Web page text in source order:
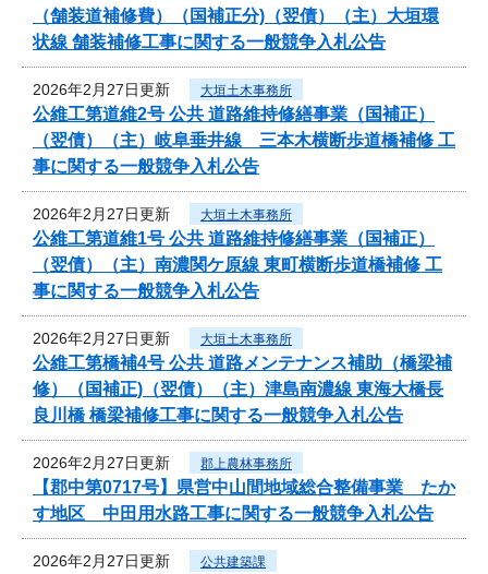
（舗装道補修費）（国補正分)（翌債）（主）大垣環
状線 舗装補修工事に関する一般競争入札公告
2026年2月27日更新 大垣土木事務所
公維工第道維2号 公共 道路維持修繕事業（国補正）
（翌債）（主）岐阜垂井線 三本木横断歩道橋補修 工
事に関する一般競争入札公告
2026年2月27日更新 大垣土木事務所
公維工第道維1号 公共 道路維持修繕事業（国補正）
（翌債）（主）南濃関ケ原線 東町横断歩道橋補修 工
事に関する一般競争入札公告
2026年2月27日更新 大垣土木事務所
公維工第橋補4号 公共 道路メンテナンス補助（橋梁補
修）（国補正)（翌債）（主）津島南濃線 東海大橋長
良川橋 橋梁補修工事に関する一般競争入札公告
2026年2月27日更新 郡上農林事務所
【郡中第0717号】県営中山間地域総合整備事業 たか
す地区 中田用水路工事に関する一般競争入札公告
2026年2月27日更新 公共建築課